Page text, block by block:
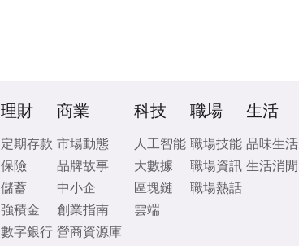
理財
定期存款
保險
儲蓄
強積金
數字銀行
商業
市場動態
品牌故事
中小企
創業指南
營商資源庫
科技
人工智能
大數據
區塊鏈
雲端
職場
職場技能
職場資訊
職場熱話
生活
品味生活
生活消閒